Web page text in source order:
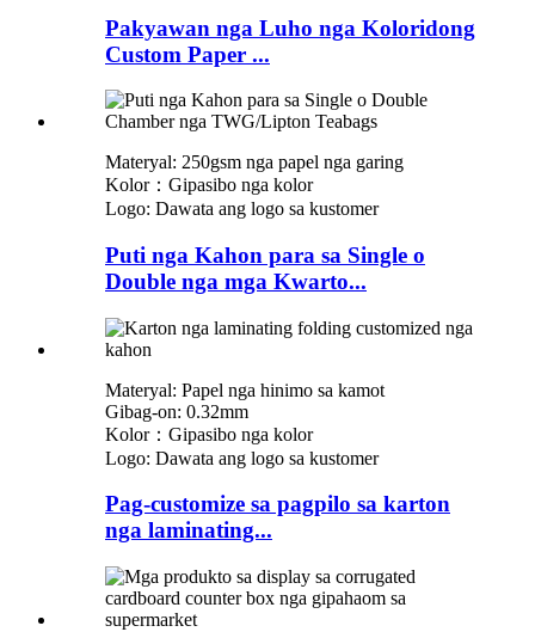
Pakyawan nga Luho nga Koloridong
Custom Paper ...
Materyal: 250gsm nga papel nga garing
Kolor：Gipasibo nga kolor
Logo: Dawata ang logo sa kustomer
Puti nga Kahon para sa Single o
Double nga mga Kwarto...
Materyal: Papel nga hinimo sa kamot
Gibag-on: 0.32mm
Kolor：Gipasibo nga kolor
Logo: Dawata ang logo sa kustomer
Pag-customize sa pagpilo sa karton
nga laminating...